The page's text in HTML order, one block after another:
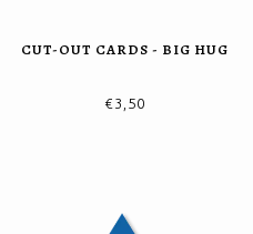
CUT-OUT CARDS - BIG HUG
€3,50